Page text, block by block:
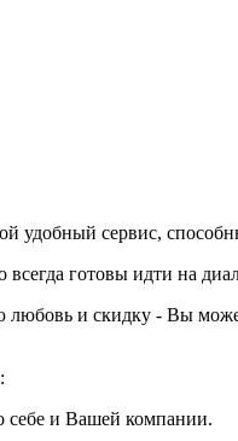
удобный сервис,
готовы идти на
любовь и скидку - Вы
себе и Вашей компании.